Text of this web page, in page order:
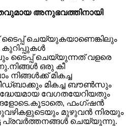
അനുഭവത്തിനായി
ടൈപ്പ് ചെയ്യുകയാണെങ്കിലും
കുറിപ്പുകൾ
ടൈപ്പ് ചെയ്യുന്നത് വളരെ
ഒരു കീ
മികച്ച
മികച്ച ബൗൺസും
വേഗതയേറിയതും
ഫംഗ്‌ഷൻ
മുഴുവൻ നിരയും
പ്രവർത്തനങ്ങൾ ചെയ്യുന്നു.